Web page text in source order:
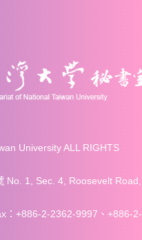
University ALL RIGHTS
No. 1, Sec. 4, Roosevelt Road,
+886-2-2362-9997、+886-2-